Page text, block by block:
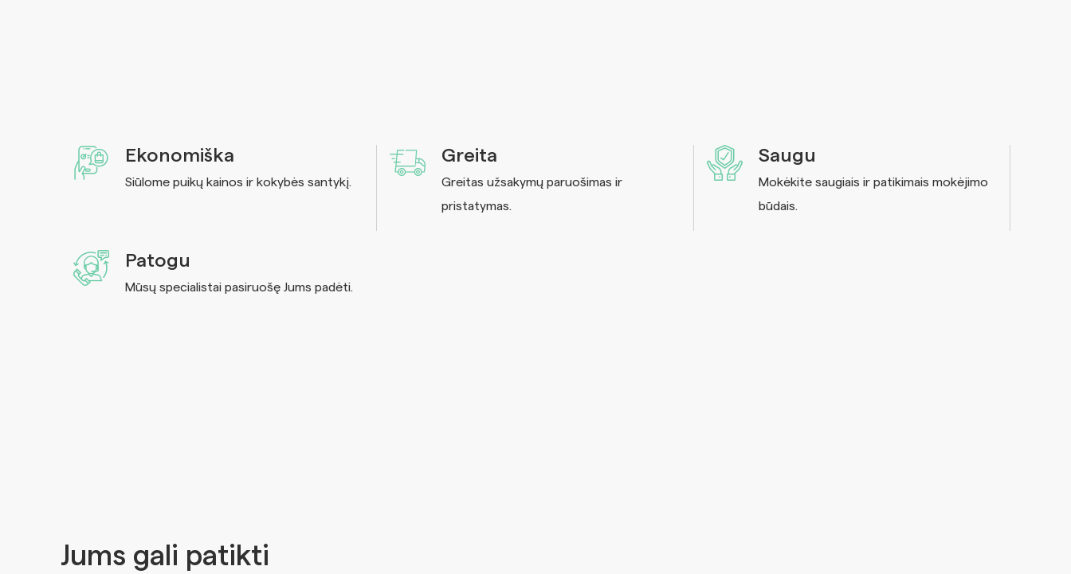
Ekonomiška
Siūlome puikų kainos ir kokybės santykį.
Greita
Greitas užsakymų paruošimas ir
pristatymas.
Saugu
Mokėkite saugiais ir patikimais mokėjimo
būdais.
Patogu
Mūsų specialistai pasiruošę Jums padėti.
Jums gali patikti